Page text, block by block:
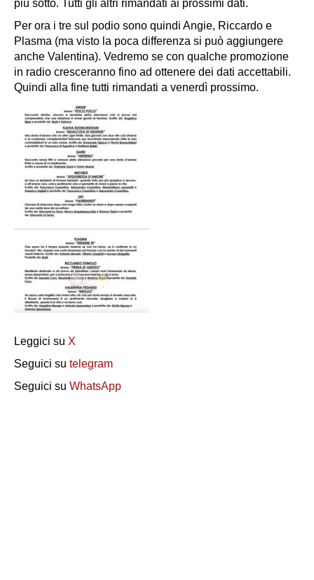
più sotto. Tutti gli altri rimandati ai prossimi dati.
Per ora i tre sul podio sono quindi Angie, Riccardo e
Plasma (ma visto la poca differenza si può aggiungere
anche Valentina). Vedremo se con qualche promozione
in radio cresceranno fino ad ottenere dei dati accettabili.
Quindi alla fine tutti rimandati a venerdì prossimo.
Leggici su X
Seguici su telegram
Seguici su WhatsApp